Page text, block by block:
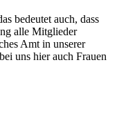
bedeutet auch, dass
alle Mitglieder
Amt in unserer
uns hier auch Frauen